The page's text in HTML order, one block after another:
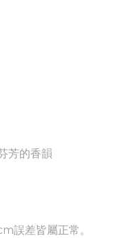
芳的香韻
誤差皆屬正常。